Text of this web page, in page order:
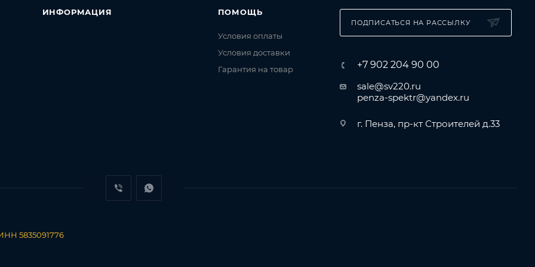
ИНФОРМАЦИЯ ПОМОЩЬ
Условия оплаты
Условия доставки
Гарантия на товар
ПОДПИСАТЬСЯ НА РАССЫЛКУ
+7 902 204 90 00
sale@sv220.ru
penza-spektr@yandex.ru
г. Пенза, пр-кт Строителей д.33
5835091776